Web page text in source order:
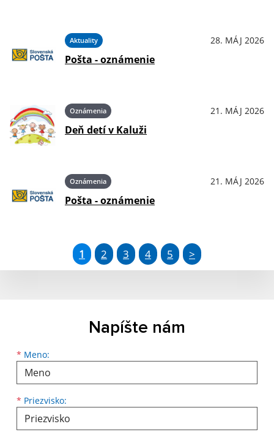
Aktuality 28. MÁJ 2026
Pošta - oznámenie
Oznámenia 21. MÁJ 2026
Deň detí v Kaluži
Oznámenia 21. MÁJ 2026
Pošta - oznámenie
1 2 3 4 5 >
Napíšte nám
* Meno:
Meno
* Priezvisko:
Priezvisko
E-mailová adresa